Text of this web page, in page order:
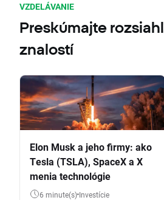
VZDELÁVANIE
Preskúmajte
znalostí
Elon Musk a jeho firmy: ako
Tesla (TSLA), SpaceX a X
menia technológie
6 minute(s) Investície